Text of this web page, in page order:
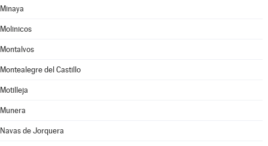
Minaya
Molinicos
Montalvos
Montealegre del Castillo
Motilleja
Munera
Navas de Jorquera